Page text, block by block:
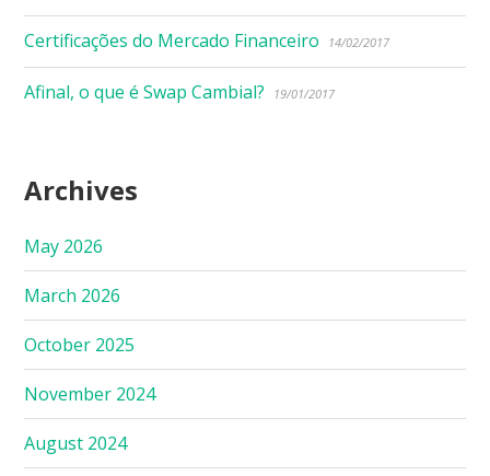
Certificações do Mercado Financeiro 14/02/2017
Afinal, o que é Swap Cambial? 19/01/2017
Archives
May 2026
March 2026
October 2025
November 2024
August 2024